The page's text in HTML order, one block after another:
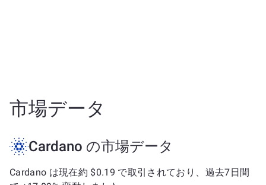
市場データ
Cardano の市場データ
Cardano は現在約 $0.19 で取引されており、過去7日間